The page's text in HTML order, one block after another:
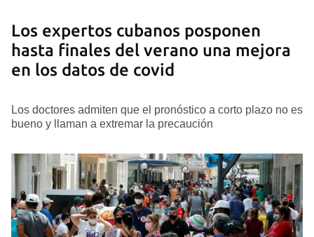
Los expertos cubanos posponen
hasta finales del verano una mejora
en los datos de covid
Los doctores admiten que el pronóstico a corto plazo no es
bueno y llaman a extremar la precaución